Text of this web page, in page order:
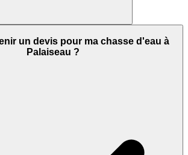
un devis pour ma chasse d'eau à
Palaiseau ?